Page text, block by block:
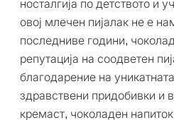
носталгија по детството и
овој млечен пијалак не е
последниве години,
репутација на соодветен
благодарение на
здравствени придобивки и
кремаст, чоколаден